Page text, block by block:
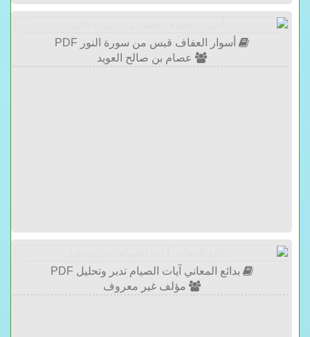
أسوار العفاف قبس من سورة النور PDF
عصام بن صالح العويد
بدائع المعاني آيات الصيام تدبر وتحليل PDF
مؤلف غير معروف